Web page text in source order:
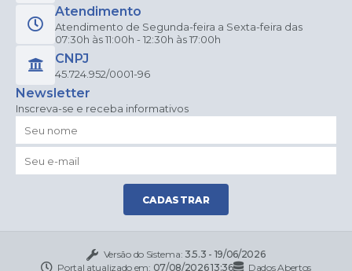
Atendimento
Atendimento de Segunda-feira a Sexta-feira das
07:30h às 11:00h - 12:30h às 17:00h
CNPJ
45.724.952/0001-96
Newsletter
Inscreva-se e receba informativos
CADASTRAR
Versão do Sistema: 3.5.3 - 19/06/2026
Portal atualizado em: 07/08/2026 13:36 Dados Abertos